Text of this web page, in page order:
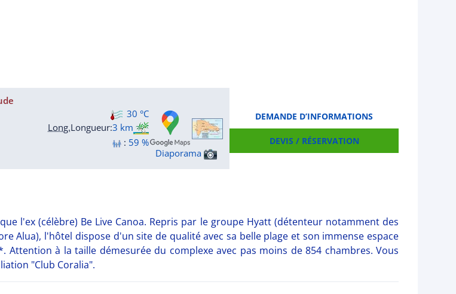
DEMANDE D’INFORMATIONS
DEVIS / RÉSERVATION
30 °C
Long.Longueur:3 km
: 59 %
Diaporama
l'ex (célèbre) Be Live Canoa. Repris par le groupe Hyatt (détenteur notamment des
Alua), l'hôtel dispose d'un site de qualité avec sa belle plage et son immense espace
à la taille démesurée du complexe avec pas moins de 854 chambres. Vous
"Club Coralia".